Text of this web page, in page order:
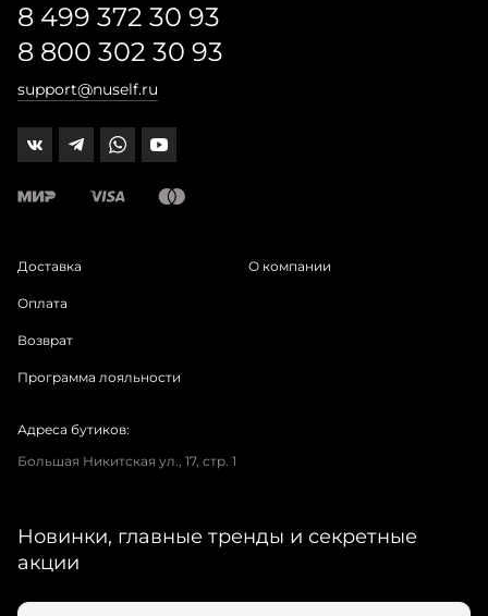
8 499 372 30 93
8 800 302 30 93
support@nuself.ru
Доставка
Оплата
Возврат
Программа лояльности
О компании
Адреса бутиков:
Большая Никитская ул., 17, стр. 1
Новинки, главные тренды и секретные
акции